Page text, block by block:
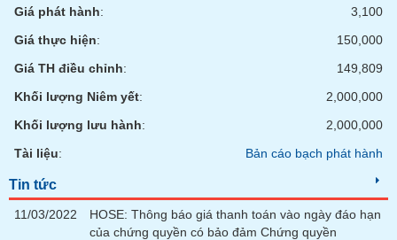
Giá phát hành:
3,100
Giá thực hiện:
150,000
Giá TH điều chỉnh:
149,809
Khối lượng Niêm yết:
2,000,000
Khối lượng lưu hành:
2,000,000
Tài liệu: Bản cáo bạch phát hành
Tin tức
11/03/2022
HOSE: Thông báo giá thanh toán vào ngày đáo hạn
của chứng quyền có bảo đảm Chứng quyền
DÙNG
THIẾT